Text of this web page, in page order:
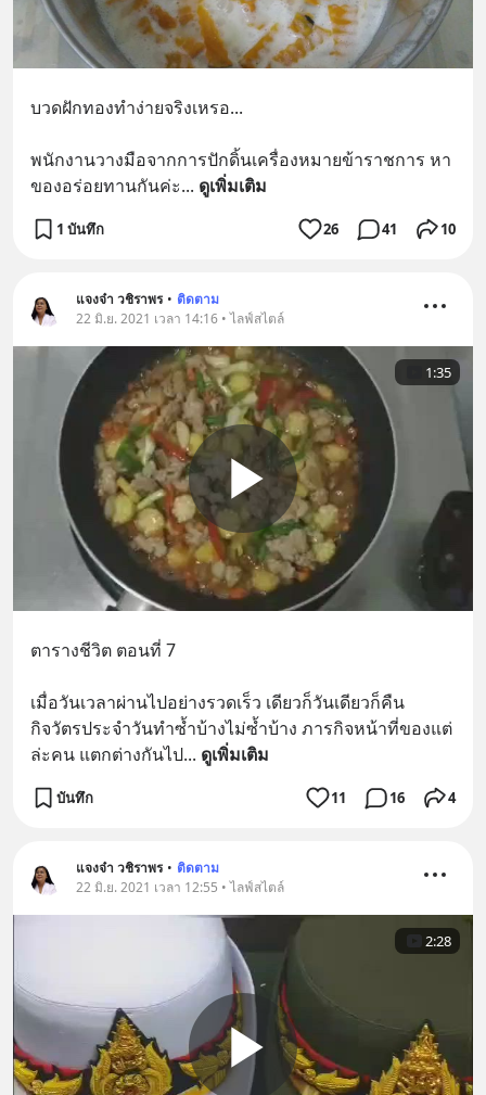
บวดฝักทองทำง่ายจริงเหรอ...
พนักงานวางมือจากการปักดิ้นเครื่องหมายข้าราชการ หา
ของอร่อยทานกันค่ะ... ดูเพิ่มเติม
1 บันทึก 26 41 10
แจงจ๋า วชิราพร • ติดตาม
22 มิ.ย. 2021 เวลา 14:16 • ไลฟ์สไตล์
1:35
ตารางชีวิต ตอนที่ 7
เมื่อวันเวลาผ่านไปอย่างรวดเร็ว เดียวก็วันเดียวก็คืน
กิจวัตรประจำวันทำซ้ำบ้างไม่ซ้ำบ้าง ภารกิจหน้าที่ของแต่
ล่ะคน แตกต่างกันไป... ดูเพิ่มเติม
บันทึก 11 16 4
แจงจ๋า วชิราพร • ติดตาม
22 มิ.ย. 2021 เวลา 12:55 • ไลฟ์สไตล์
2:28